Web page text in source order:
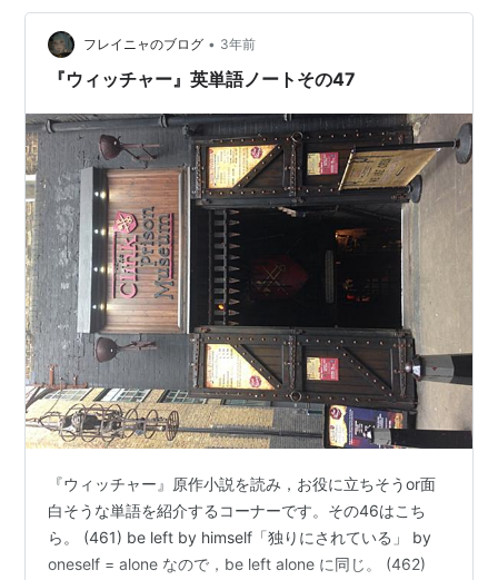
フレイニャのブログ • 3年前
『ウィッチャー』英単語ノートその47
『ウィッチャー』原作小説を読み，お役に立ちそうor面
白そうな単語を紹介するコーナーです。その46はこち
ら。 (461) be left by himself「独りにされている」 by
oneself = alone なので，be left alone に同じ。 (462)